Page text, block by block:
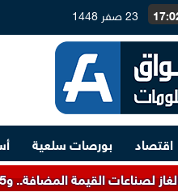
23 صفر 1448
اقتصاد بورصات سلعية
لتطوير معامل التكرير